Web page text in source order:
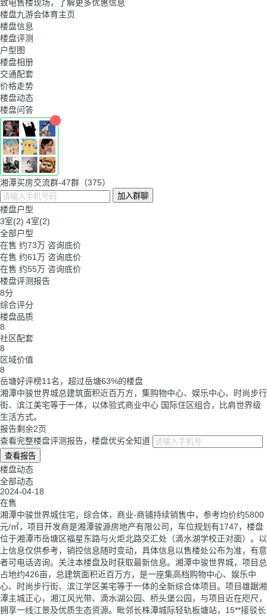
致电售楼现场，了解更多优惠信息
楼盘九游会体育主页
楼盘信息
楼盘评测
户型图
楼盘相册
交通配套
价格走势
楼盘动态
楼盘问答
湘潭买房交流群-47群（375）
加入群聊
楼盘户型
3室(2) 4室(2)
全部户型
在售 约73万 咨询底价
在售 约61万 咨询底价
在售 约55万 咨询底价
楼盘评测报告
8分
综合评分
楼盘品质
8
社区配套
8
区域价值
8
岳塘好评榜11 名，超过岳塘63%的楼盘
湘潭中骏世界城总建筑面积近百万方，集购物中心、娱乐中心、时尚步行
街、滨江美宅等于一体，以体验式商业中心 国际住区组合，比肩世界级
生活方式。
报告剩余2页
查看完整楼盘评测报告，楼盘优劣全知道
查看报告
楼盘动态
全部动态
2024-04-18
在售
湘潭中骏世界城住宅，综合体，商业-商铺持续销售中，参考均价约5800
元/㎡，项目开发商是湘潭骏源房地产有限公司，车位规划有1747，楼盘
位于湘潭市岳塘区福星东路与火炬北路交汇处（滴水湖学校正对面）。以
上信息仅供参考，销控信息随时变动，具体信息以售楼处公布为准，有意
者可电话咨询。关注本楼盘及时获取最新信息。湘潭中骏世界城，项目总
占地约426亩，总建筑面积近百万方，是一座集高档购物中心、娱乐中
心、时尚步行街、滨江学区美宅等于一体的全新综合体项目。项目雄踞湘
潭主城正心，湘江风光带、滴水湖公园、桥头堡公园，与项目近在咫尺，
拥享一线江景及优质生态资源。毗邻长株潭城际轻轨板塘站，15**接驳长